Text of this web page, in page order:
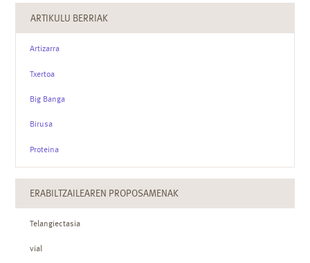
ARTIKULU BERRIAK
Artizarra
Txertoa
Big Banga
Birusa
Proteina
ERABILTZAILEAREN PROPOSAMENAK
Telangiectasia
vial